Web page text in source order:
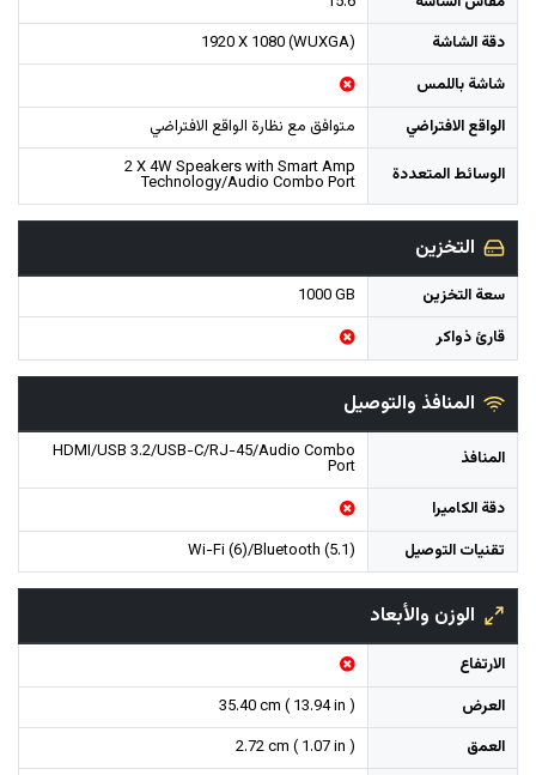
دقة الشاشة
1920 X 1080 (WUXGA)
شاشة باللمس
الواقع الافتراضي
الوسائط المتعددة
2 X 4W Speakers with Smart Amp
Technology/Audio Combo Port
التخزين
سعة التخزين
1000 GB
قارئ ذواكر
المنافذ والتوصيل
المنافذ HDMI/USB 3.2/USB-C/RJ-45/Audio Combo
Port
دقة الكاميرا
تقنيات التوصيل
Wi-Fi (6)/Bluetooth (5.1)
الوزن والأبعاد
الارتفاع
العرض
35.40 cm ( 13.94 in )
العمق
2.72 cm ( 1.07 in )